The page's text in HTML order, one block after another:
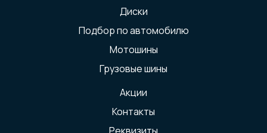
Диски
Подбор по автомобилю
Мотошины
Грузовые шины
Акции
Контакты